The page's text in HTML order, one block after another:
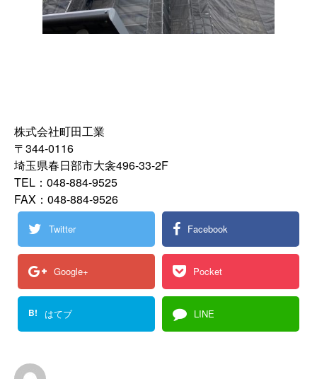
株式会社町田工業
〒344-0116
埼玉県春日部市大衾496-33-2F
TEL：048-884-9525
FAX：048-884-9526
Twitter Facebook
Google+ Pocket
B! はてブ LINE